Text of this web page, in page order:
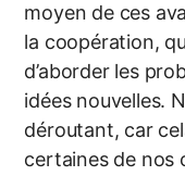
moyen de ces
la coopération,
d’aborder les
idées nouvelles.
déroutant, car
certaines de nos